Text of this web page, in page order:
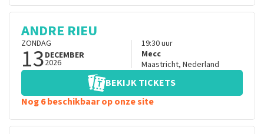
ANDRE RIEU
ZONDAG
13DECEMBER
2026
19:30uur
Mecc
Maastricht, Nederland
BEKIJK TICKETS
Nog 6 beschikbaar op onze site